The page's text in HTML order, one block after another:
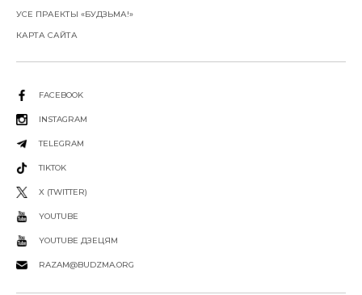
УСЕ ПРАЕКТЫ «БУДЗЬМА!»
КАРТА САЙТА
FACEBOOK
INSTAGRAM
TELEGRAM
TIKTOK
X (TWITTER)
YOUTUBE
YOUTUBE ДЗЕЦЯМ
RAZAM@BUDZMA.ORG